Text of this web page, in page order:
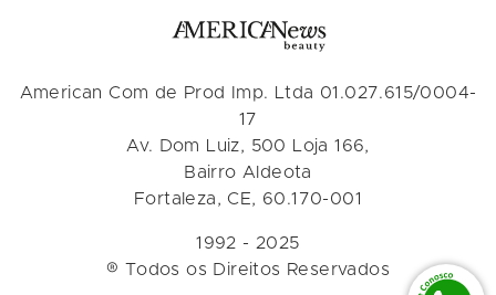
American Com de Prod Imp. Ltda 01.027.615/0004-
17
Av. Dom Luiz, 500 Loja 166,
Bairro Aldeota
Fortaleza, CE, 60.170-001
1992 - 2025
® Todos os Direitos Reservados